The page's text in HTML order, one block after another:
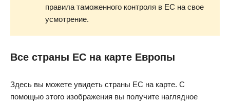
правила таможенного контроля в ЕС на свое
усмотрение.
Все страны ЕС на карте Европы
Здесь вы можете увидеть страны ЕС на карте. С
помощью этого изображения вы получите наглядное